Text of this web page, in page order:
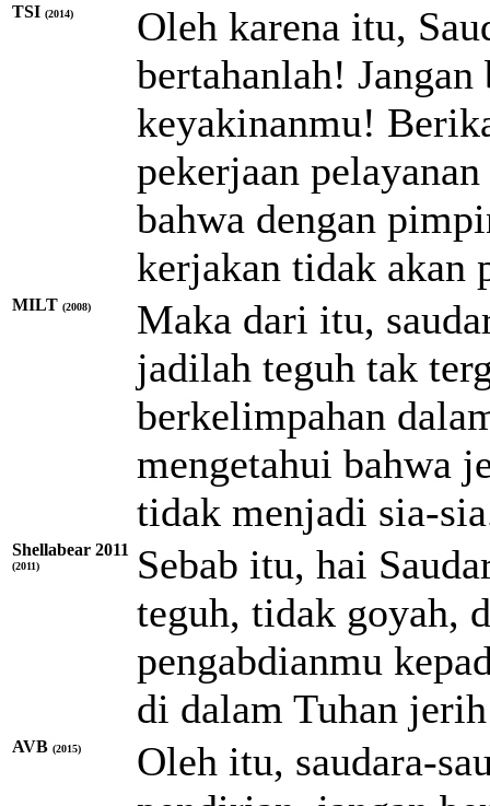
TSI (2014)
Oleh karena itu,
bertahanlah!
keyakinanmu!
pekerjaan
bahwa dengan
kerjakan tidak akan
MILT (2008)
Maka dari itu,
jadilah teguh tak
berkelimpahan
mengetahui bahwa
tidak menjadi sia-
Shellabear 2011
(2011)
Sebab itu, hai
teguh, tidak goyah,
pengabdianmu
di dalam Tuhan
AVB (2015)
Oleh itu, saudara-